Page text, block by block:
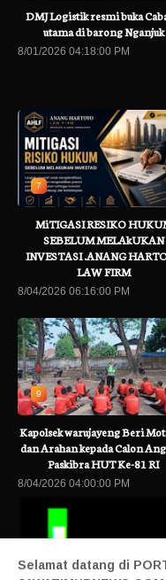
DMJ Logistik resmi buka
utama di barong Nganjuk
8/01/2026 04:18:00 PM
7
MiTIGASI RESIKO
SEBELUM MELAkUKAN
INVESTASI .ANANG
LAW FIRM
8/04/2026 06:16:00 PM
9
Kapolsek warujayeng Beri
dan Arahan kepada Calon
Paskibra HUT Ke-81 RI
8/04/2026 04:00:00 PM
Selamat datang di